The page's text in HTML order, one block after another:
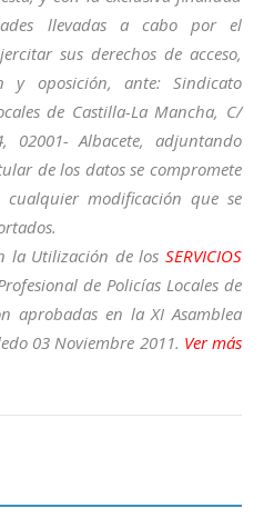
llevadas a cabo por el
sus derechos de acceso,
y oposición, ante: Sindicato
de Castilla-La Mancha, C/
Albacete, adjuntando
de los datos se compromete
modificación que se
la Utilización de los SERVICIOS
de Policías Locales de
aprobadas en la XI Asamblea
03 Noviembre 2011. Ver más